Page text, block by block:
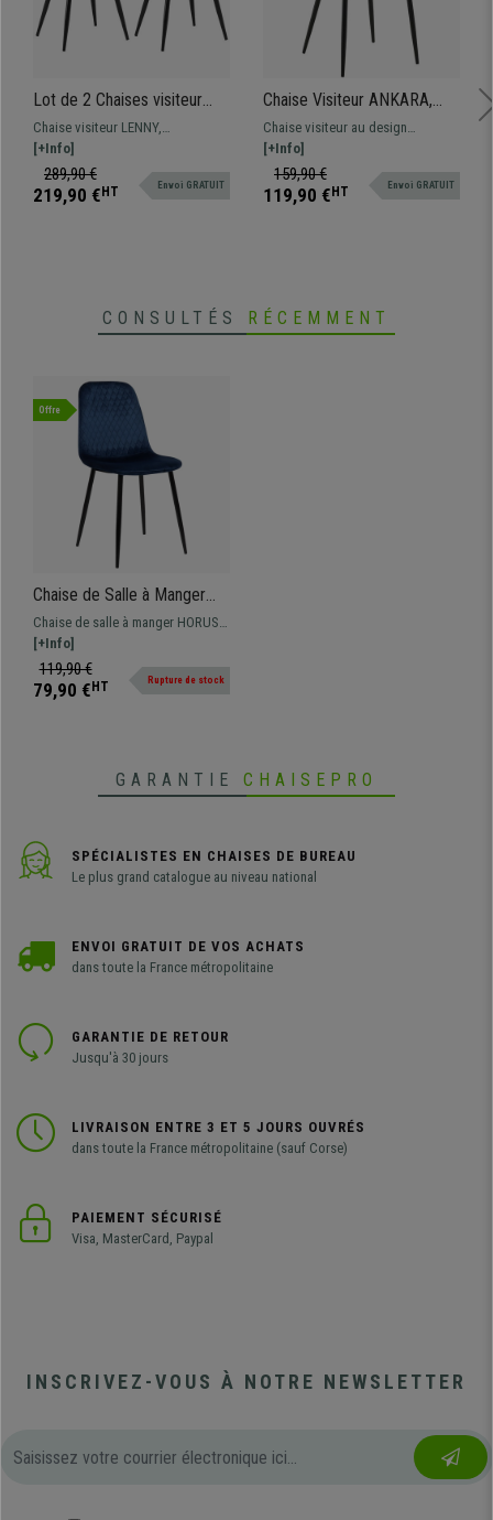
Lot de 2 Chaises visiteur
LENNY, Piétement
métallique Noir, en Velours,
Noir
Chaise visiteur LENNY,
confortable et design -
disponibles en divers coloris !
[+Info]
289,90 €
219,90 € HT Envoi GRATUIT
Chaise Visiteur ANKARA,
Grand Confort, en Velours,
Noir
Chaise visiteur au design
moderne, revêtement en tissu.
Fonctionnelle et moderne.
[+Info]
159,90 €
119,90 € HT Envoi GRATUIT
CONSULTÉS RÉCEMMENT
Offre
Chaise de Salle à Manger
HORUS, Design Elégant,
Piétement métallique, en
Velours, Bleu
Chaise de salle à manger HORUS,
un modèle au design exclusif,
parfaite si vous recherchez une
chaise élégante.
[+Info]
119,90 €
79,90 € HT Rupture de stock
GARANTIE CHAISEPRO
SPÉCIALISTES EN CHAISES DE BUREAU
Le plus grand catalogue au niveau national
ENVOI GRATUIT DE VOS ACHATS
dans toute la France métropolitaine
GARANTIE DE RETOUR
Jusqu'à 30 jours
LIVRAISON ENTRE 3 ET 5 JOURS OUVRÉS
dans toute la France métropolitaine (sauf Corse)
PAIEMENT SÉCURISÉ
Visa, MasterCard, Paypal
INSCRIVEZ-VOUS À NOTRE NEWSLETTER